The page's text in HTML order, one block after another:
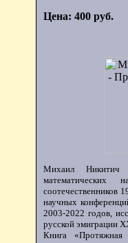
Цена: 400 руб.
Михаил Никитич
математических
соотечественников
научных
2003-2022 годов,
русской эмиграции
Книга